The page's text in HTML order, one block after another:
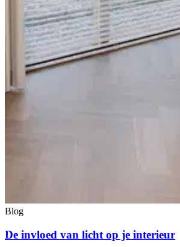
Blog
De invloed van licht op je interieur